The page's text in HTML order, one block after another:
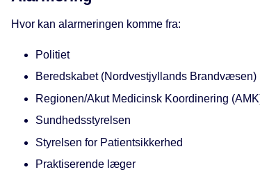
Hvor kan alarmeringen komme fra:
Politiet
Beredskabet (Nordvestjyllands Brandvæsen)
Regionen/Akut Medicinsk Koordinering
Sundhedsstyrelsen
Styrelsen for Patientsikkerhed
Praktiserende læger